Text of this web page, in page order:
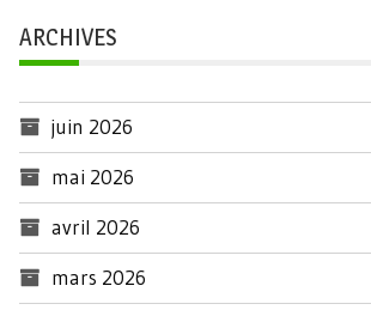
ARCHIVES
juin 2026
mai 2026
avril 2026
mars 2026